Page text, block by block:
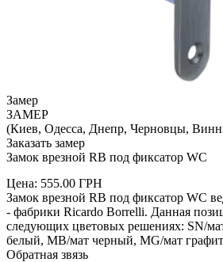
Замер
ЗАМЕР
(Киев, Одесса, Днепр, Черновцы,
Заказать замер
Замок врезной RB под фиксатор WC
Цена: 555.00 ГРН
Замок врезной RB под фиксатор WC
- фабрики Ricardo Borrelli. Данная
следующих цветовых решениях: SN/
белый, MB/мат черный, MG/мат
Обратная звязь